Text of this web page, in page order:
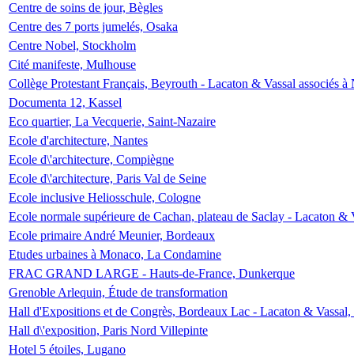
Centre de soins de jour, Bègles
Centre des 7 ports jumelés, Osaka
Centre Nobel, Stockholm
Cité manifeste, Mulhouse
Collège Protestant Français, Beyrouth - Lacaton & Vassal associés
Documenta 12, Kassel
Eco quartier, La Vecquerie, Saint-Nazaire
Ecole d'architecture, Nantes
Ecole d\'architecture, Compiègne
Ecole d\'architecture, Paris Val de Seine
Ecole inclusive Heliosschule, Cologne
Ecole normale supérieure de Cachan, plateau de Saclay - Lacaton &
Ecole primaire André Meunier, Bordeaux
Etudes urbaines à Monaco, La Condamine
FRAC GRAND LARGE - Hauts-de-France, Dunkerque
Grenoble Arlequin, Étude de transformation
Hall d'Expositions et de Congrès, Bordeaux Lac - Lacaton &
Hall d\'exposition, Paris Nord Villepinte
Hotel 5 étoiles, Lugano